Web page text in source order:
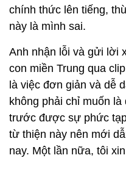
chính thức lên tiếng,
này là mình sai.
Anh nhận lỗi và gửi lời
con miền Trung qua
là việc đơn giản và dễ
không phải chỉ muốn
trước được sự phức
từ thiện này nên mới
nay. Một lần nữa, tôi